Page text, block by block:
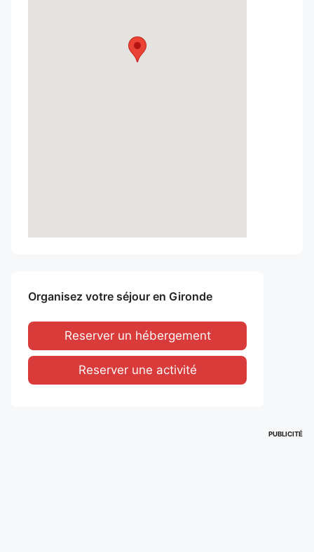
Organisez votre séjour en Gironde
Reserver un hébergement
Reserver une activité
PUBLICITÉ